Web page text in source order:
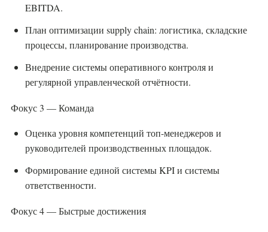
EBITDA.
План оптимизации supply chain: логистика, складские
процессы, планирование производства.
Внедрение системы оперативного контроля и
регулярной управленческой отчётности.
Фокус 3 — Команда
Оценка уровня компетенций топ-менеджеров и
руководителей производственных площадок.
Формирование единой системы KPI и системы
ответственности.
Фокус 4 — Быстрые достижения